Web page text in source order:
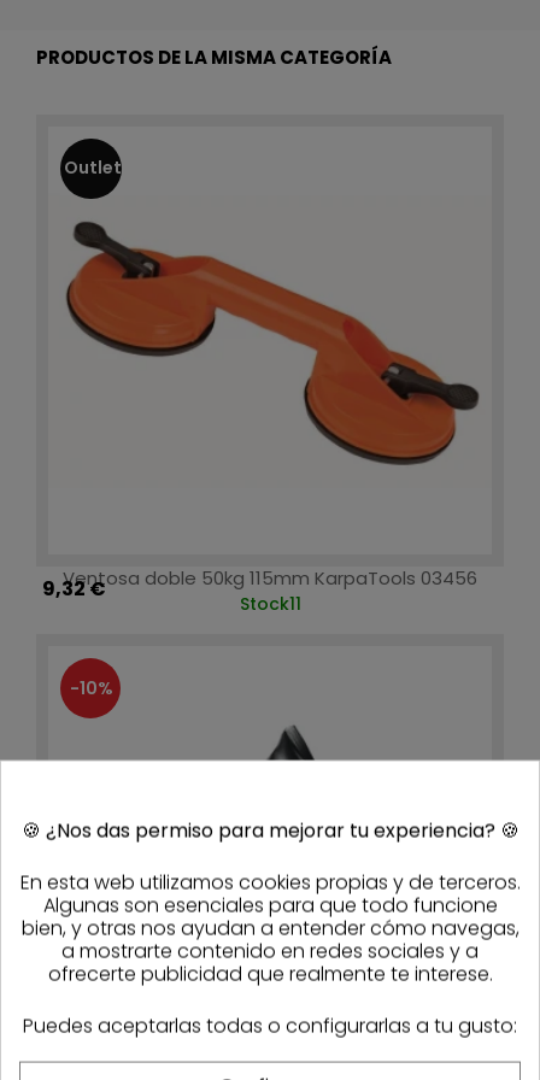
PRODUCTOS DE LA MISMA CATEGORÍA
Outlet
Ventosa doble 50kg 115mm KarpaTools 03456
9,32 €
Stock11
-10%
🍪 ¿Nos das permiso para mejorar tu experiencia? 🍪
En esta web utilizamos cookies propias y de terceros.
Algunas son esenciales para que todo funcione
bien, y otras nos ayudan a entender cómo navegas,
a mostrarte contenido en redes sociales y a
ofrecerte publicidad que realmente te interese.
Puedes aceptarlas todas o configurarlas a tu gusto: